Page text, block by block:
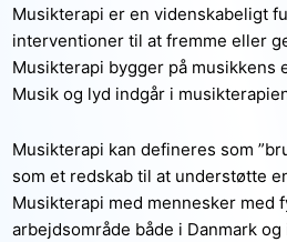
Musikterapi er en videnskabeligt
interventioner til at fremme eller
Musikterapi bygger på musikkens
Musik og lyd indgår i
Musikterapi kan defineres som
som et redskab til at understøtte
Musikterapi med mennesker
arbejdsområde både i Danmark